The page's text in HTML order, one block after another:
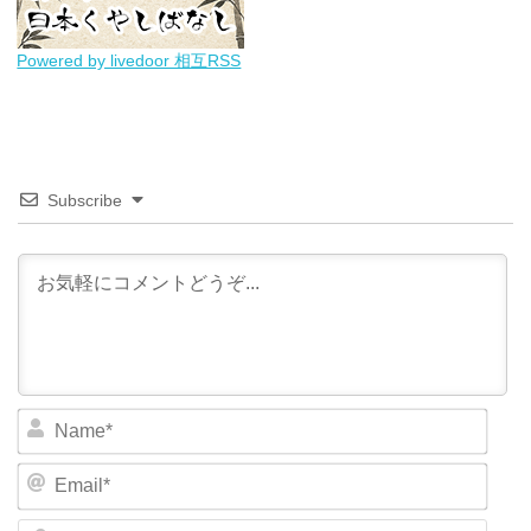
Powered by livedoor 相互RSS
Subscribe
N
m
E
a
W